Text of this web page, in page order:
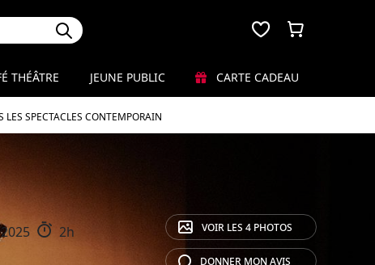
LES SPECTACLES CONTEMPORAIN
THÉÂTRE JEUNE PUBLIC CARTE CADEAU
2h VOIR LES 4 PHOTOS
DONNER MONAVIS